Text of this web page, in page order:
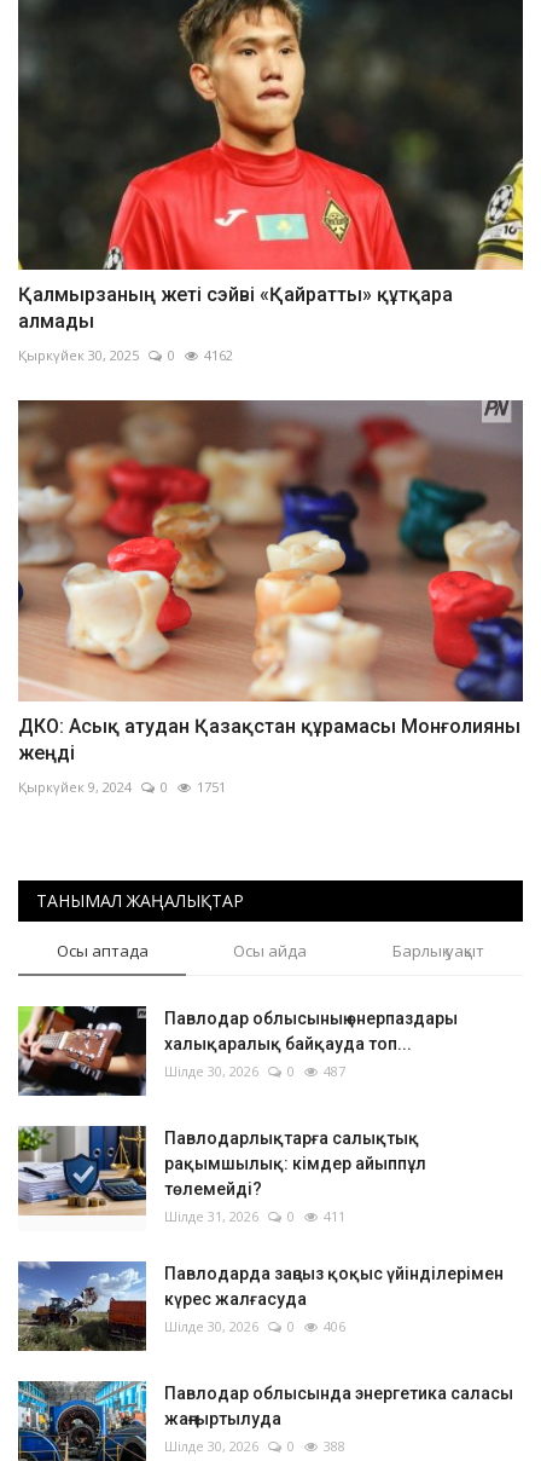
Қалмырзаның жеті сэйві «Қайратты» құтқара
алмады
Қыркүйек 30, 2025 0 4162
ДКО: Асық атудан Қазақстан құрамасы Монғолияны
жеңді
Қыркүйек 9, 2024 0 1751
ТАНЫМАЛ ЖАҢАЛЫҚТАР
Осы аптада Осы айда Барлық уақыт
Павлодар облысының өнерпаздары
халықаралық байқауда топ...
Шілде 30, 2026 0 487
Павлодарлықтарға салықтық
рақымшылық: кімдер айыппұл
төлемейді?
Шілде 31, 2026 0 411
Павлодарда заңсыз қоқыс үйінділерімен
күрес жалғасуда
Шілде 30, 2026 0 406
Павлодар облысында энергетика саласы
жаңғыртылуда
Шілде 30, 2026 0 388